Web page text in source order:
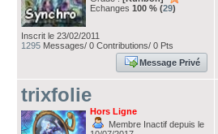
Echanges 100 % (29)
Inscrit le 23/02/2011
1295 Messages/ 0 Contributions/ 0 Pts
Message Privé
trixfolie
Hors Ligne
Membre Inactif depuis le